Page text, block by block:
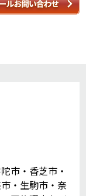
市・香芝市・
・生駒市・奈